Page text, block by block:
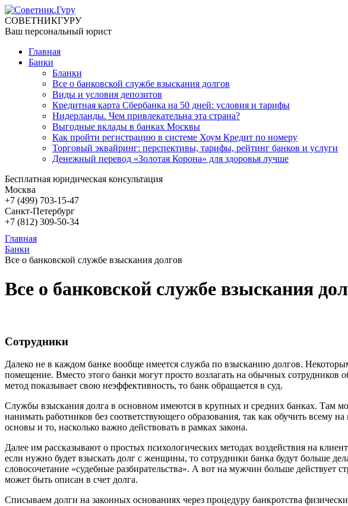
СОВЕТНИКГУРУ
Ваш персональный юрист
Главная
Банки
Бланки
Все о банковской службе взыскания долгов
Виды и условия депозитов
Кредитная карта Сбербанка на 50 дней: условия и тарифы
Нидерланды. Чем привлекательна эта страна?
Выгодные вклады в банках Москвы
Как пройти регистрацию в системе Хоум Кредит по номеру
Торговый эквайринг: перспективы, тарифы, рейтинг банков и услуги
Денежный перевод «Золотая Корона» для здоровья лучше
Бесплатная юридическая консультация
Москва
+7 (499) 703-15-47
Санкт-Петербург
+7 (812) 309-50-34
Главная
Банки
Все о банковской службе взыскания долгов
Все о банковской службе взыскания
Сотрудники
Далеко не в каждом банке вообще имеется служба по взысканию долгов.
помещение. Вместо этого банки могут просто возлагать на обычных сотрудников
метод показывает свою неэффективность, то банк обращается в суд.
Службы взыскания долга в основном имеются в крупных и средних банках. Там
нанимать работников без соответствующего образования, так как обучить
основы и то, насколько важно действовать в рамках закона.
Далее им рассказывают о простых психологических методах воздействия на
если нужно будет взыскать долг с женщины, то сотрудники банка будут больше
словосочетание «судебные разбирательства». А вот на мужчин больше
может быть описан в счет долга.
Списываем долги на законных основаниях через процедуру банкротства